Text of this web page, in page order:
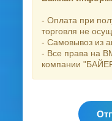
- Оплата при
торговля не
- Самовывоз из
- Все права на
компании